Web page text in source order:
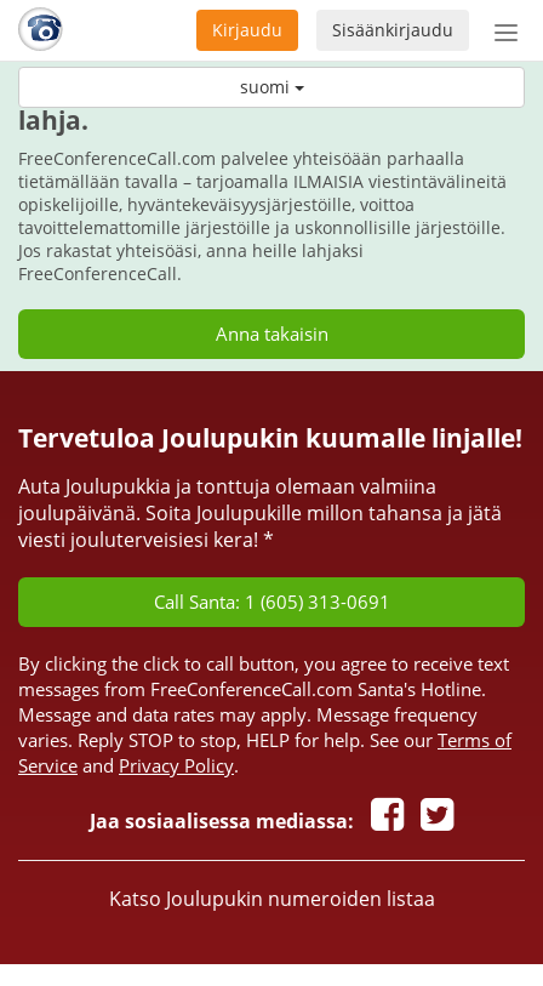
suomi
Sisäänkirjaudu
Kirjaudu
Tänä jouluna, anna kommunikoinnin
lahja.
FreeConferenceCall.com palvelee yhteisöään parhaalla
tietämällään tavalla – tarjoamalla ILMAISIA viestintävälineitä
opiskelijoille, hyväntekeväisyysjärjestöille, voittoa
tavoittelemattomille järjestöille ja uskonnollisille järjestöille.
Jos rakastat yhteisöäsi, anna heille lahjaksi
FreeConferenceCall.
Anna takaisin
Tervetuloa Joulupukin kuumalle linjalle!
Auta Joulupukkia ja tonttuja olemaan valmiina
joulupäivänä. Soita Joulupukille millon tahansa ja jätä
viesti jouluterveisiesi kera! *
Call Santa: 1 (605) 313-0691
By clicking the click to call button, you agree to receive text
messages from FreeConferenceCall.com Santa's Hotline.
Message and data rates may apply. Message frequency
varies. Reply STOP to stop, HELP for help. See our Terms of
Service and Privacy Policy.
Jaa sosiaalisessa mediassa:
Katso Joulupukin numeroiden listaa